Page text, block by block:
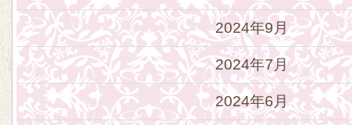
2024年9月
2024年7月
2024年6月